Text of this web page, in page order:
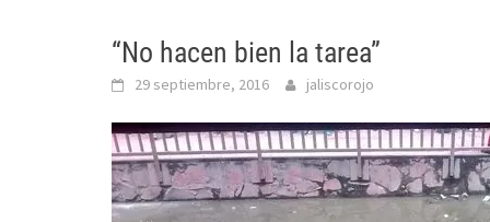
“No hacen bien la tarea”
29 septiembre, 2016 jaliscorojo